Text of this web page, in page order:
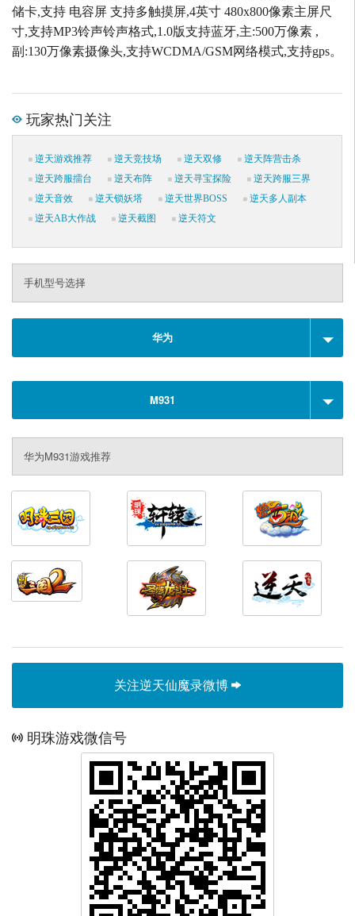
储卡,支持 电容屏 支持多触摸屏,4英寸 480x800像素主屏尺
寸,支持MP3铃声铃声格式,1.0版支持蓝牙,主:500万像素 ,
副:130万像素摄像头,支持WCDMA/GSM网络模式,支持gps。
玩家热门关注
逆天游戏推荐 逆天竞技场 逆天双修
逆天阵营击杀
逆天跨服擂台
逆天布阵 逆天寻宝探险
逆天跨服三界
逆天音效
逆天锁妖塔 逆天世界BOSS
逆天多人副本
逆天AB大作战
逆天截图 逆天符文
手机型号选择
华为
M931
华为M931游戏推荐
关注逆天仙魔录微博
明珠游戏微信号